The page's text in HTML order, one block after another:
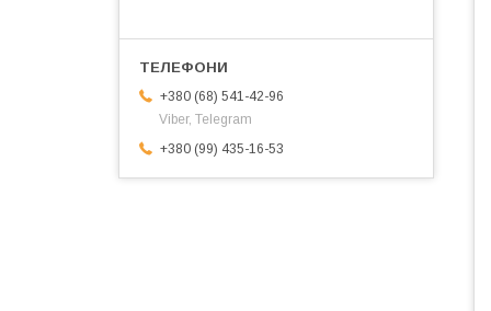
+380 (68) 541-42-96
Viber, Telegram
+380 (99) 435-16-53